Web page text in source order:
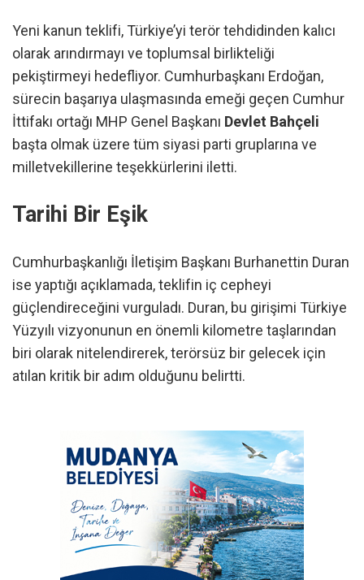
Yeni kanun teklifi, Türkiye’yi terör tehdidinden kalıcı
olarak arındırmayı ve toplumsal birlikteliği
pekiştirmeyi hedefliyor. Cumhurbaşkanı Erdoğan,
sürecin başarıya ulaşmasında emeği geçen Cumhur
İttifakı ortağı MHP Genel Başkanı Devlet Bahçeli
başta olmak üzere tüm siyasi parti gruplarına ve
milletvekillerine teşekkürlerini iletti.
Tarihi Bir Eşik
Cumhurbaşkanlığı İletişim Başkanı Burhanettin Duran
ise yaptığı açıklamada, teklifin iç cepheyi
güçlendireceğini vurguladı. Duran, bu girişimi Türkiye
Yüzyılı vizyonunun en önemli kilometre taşlarından
biri olarak nitelendirerek, terörsüz bir gelecek için
atılan kritik bir adım olduğunu belirtti.